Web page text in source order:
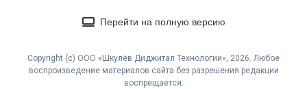
Перейти на полную версию
Copyright (с) ООО «Шкулёв Диджитал Технологии», 2026. Любое
воспроизведение материалов сайта без разрешения редакции
воспрещается.